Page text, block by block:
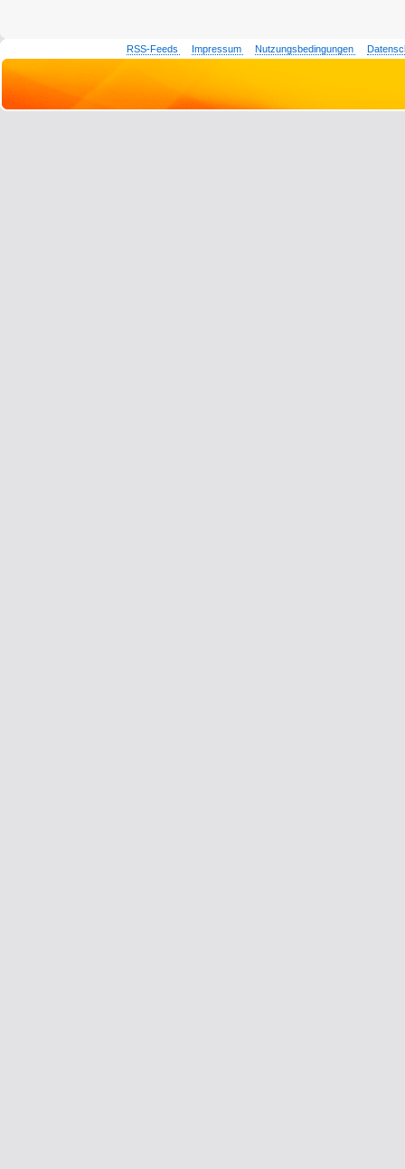
RSS-Feeds Impressum Nutzungsbedingungen